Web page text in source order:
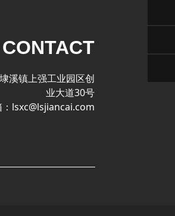
CONTACT
溪镇上强工业园区创
业大道30号
：lsxc@lsjiancai.com